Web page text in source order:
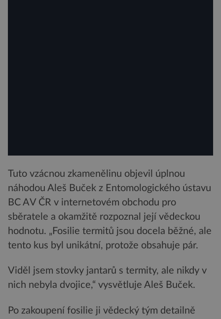
Tuto vzácnou zkamenělinu objevil úplnou
náhodou Aleš Buček z Entomologického ústavu
BC AV ČR v internetovém obchodu pro
sběratele a okamžitě rozpoznal její vědeckou
hodnotu. „Fosilie termitů jsou docela běžné, ale
tento kus byl unikátní, protože obsahuje pár.
Viděl jsem stovky jantarů s termity, ale nikdy v
nich nebyla dvojice,“ vysvětluje Aleš Buček.
Po zakoupení fosilie ji vědecký tým detailně